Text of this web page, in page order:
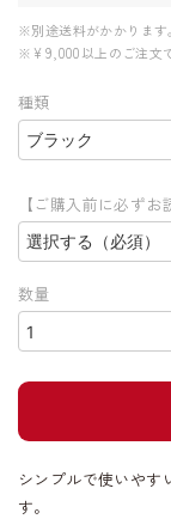
※別途送料がかかります。
※¥9,000以上のご注文
種類
【ご購入前に必ず
数量
シンプルで使いやす
す。